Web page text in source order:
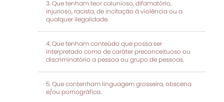
Que tenham teor calunioso, difamatório,
injurioso, racista, de incitação à violência ou a
qualquer ilegalidade.
Que tenham conteúdo que possa ser
interpretado como de caráter preconceituoso ou
discriminatório a pessoa ou grupo de pessoas.
Que contenham linguagem grosseira, obscena
e/ou pornográfica.